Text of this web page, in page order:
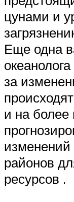
цунами и
Еще одна
за
и на более
изменений
районов
ресурсов .